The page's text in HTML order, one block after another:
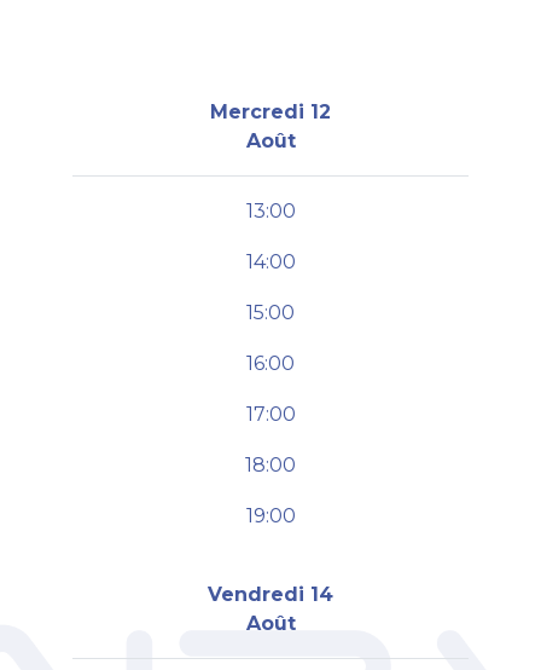
Mercredi 12
Août
13:00
14:00
15:00
16:00
17:00
18:00
19:00
Vendredi 14
Août